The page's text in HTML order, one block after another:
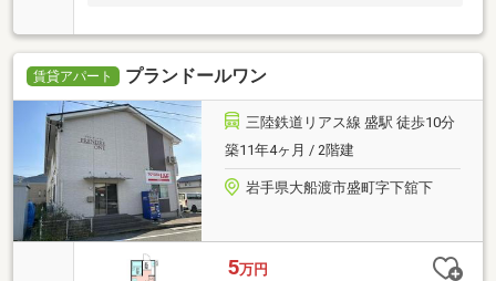
賃貸アパート プランドールワン
三陸鉄道リアス線 盛駅 徒歩10分
築11年4ヶ月 / 2階建
岩手県大船渡市盛町字下舘下
5万円